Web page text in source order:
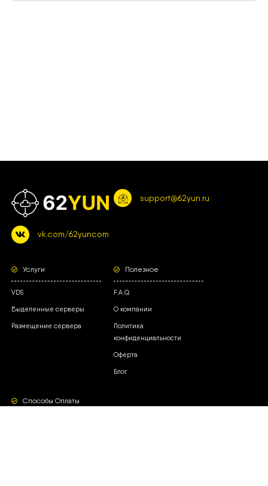
vk.com/62yuncom
support@62yun.ru
Услуги
VDS
Выделенные серверы
Размещение сервера
Полезное
F.A.Q
О компании
Политика
конфиденциальности
Оферта
Блог
Способы Оплаты